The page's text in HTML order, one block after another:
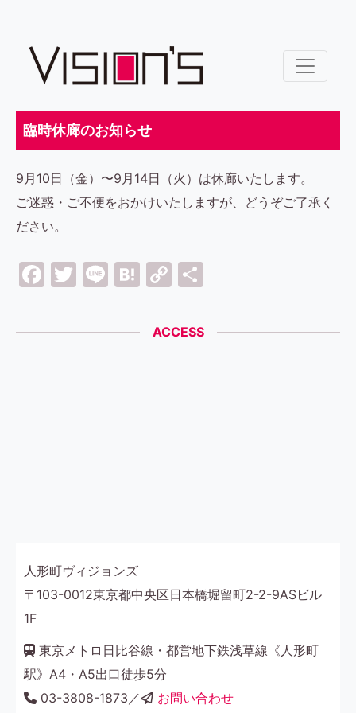
臨時休廊のお知らせ
9月10日（金）〜9月14日（火）は休廊いたします。
ご迷惑・ご不便をおかけいたしますが、どうぞご了承く
ださい。
Facebook
Twitter
LineHatena
Copy
ACCESS
人形町ヴィジョンズ
〒103-0012東京都中央区日本橋堀留町2-2-9ASビル
1F
東京メトロ日比谷線・都営地下鉄浅草線《人形町
駅》A4・A5出口徒歩5分
03-3808-1873／
お問い合わせ